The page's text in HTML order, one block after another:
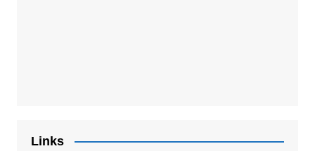
Links